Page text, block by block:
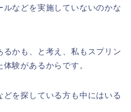
などを実施していないのかな
かも、と考え、私もスプリン
験があるからです。
を探している方も中にはいる